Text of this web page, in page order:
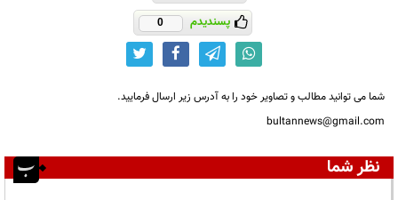
پسندیدم 0
شما می توانید مطالب و تصاویر خود را به آدرس زیر ارسال فرمایید.
bultannews@gmail.com
نظر شما